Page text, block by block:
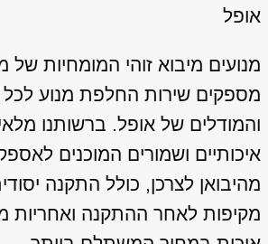
אופל
מנועים מיבוא זוהי המומחיות של
מספקים שירות החלפת מנוע לכל
והמודלים של אופל. ברשותנו
איכותיים ושמורים המוכנים
מהיבואן לצרכן, כולל התקנה
מקיפות לאחר ההתקנה ואחריות